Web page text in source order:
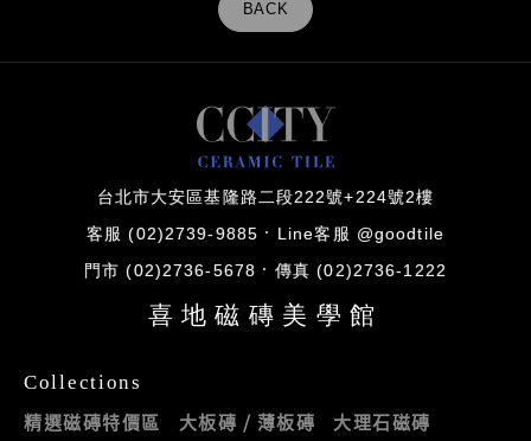
BACK
台北市大安區基隆路二段222號+224號2樓
客服 (02)2739-9885 Line客服 @goodtile
門市 (02)2736-5678 傳真 (02)2736-1222
喜地磁磚美學館
Collections
精選磁磚特價區 大板磚 / 薄板磚
大理石磁磚